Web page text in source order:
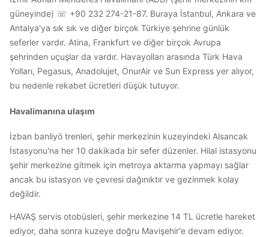
güneyinde) ☏ +90 232 274-21-87. Buraya İstanbul, Ankara ve
Antalya'ya sık sık ve diğer birçok Türkiye şehrine günlük
seferler vardır. Atina, Frankfurt ve diğer birçok Avrupa
şehrinden uçuşlar da vardır. Havayolları arasında Türk Hava
Yolları, Pegasus, Anadolujet, OnurAir ve Sun Express yer alıyor,
bu nedenle rekabet ücretleri düşük tutuyor.
Havalimanına ulaşım
İzban banliyö trenleri, şehir merkezinin kuzeyindeki Alsancak
İstasyonu'na her 10 dakikada bir sefer düzenler. Hilal istasyonu
şehir merkezine gitmek için metroya aktarma yapmayı sağlar
ancak bu istasyon ve çevresi dağınıktır ve gezinmek kolay
değildir.
HAVAŞ servis otobüsleri, şehir merkezine 14 TL ücretle hareket
ediyor, daha sonra kuzeye doğru Mavişehir'e devam ediyor.